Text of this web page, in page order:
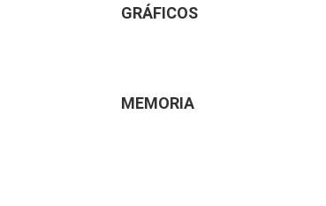
GRÁFICOS
MEMORIA